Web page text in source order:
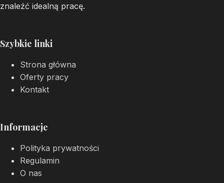
znaleźć idealną pracę.
Szybkie linki
Strona główna
Oferty pracy
Kontakt
Informacje
Polityka prywatności
Regulamin
O nas